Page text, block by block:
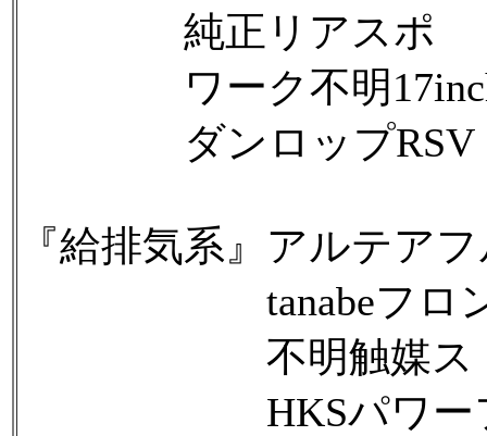
純正リアスポ
ワーク不明
ダンロップRSV（
『給排気系』アルテア
tanabeフロン
不明触媒スト
HKSパワーフ